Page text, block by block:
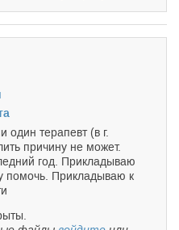
терапевт (в г.
причину не может.
год. Прикладываю
Прикладываю к